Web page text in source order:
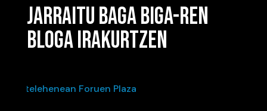
JARRAITU BAGA BIGA-REN
BLOGA IRAKURTZEN